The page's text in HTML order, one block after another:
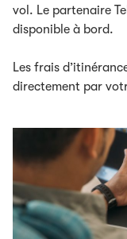
vol. Le partenaire
disponible à bord.
Les frais
directement par